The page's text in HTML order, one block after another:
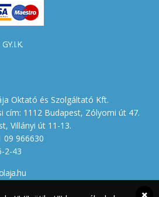
GY.I.K.
Oktató és Szolgáltató Kft.
cím: 1112 Budapest, Zólyomi út 47.
Villányi út 11-13.
09 966630
2-43